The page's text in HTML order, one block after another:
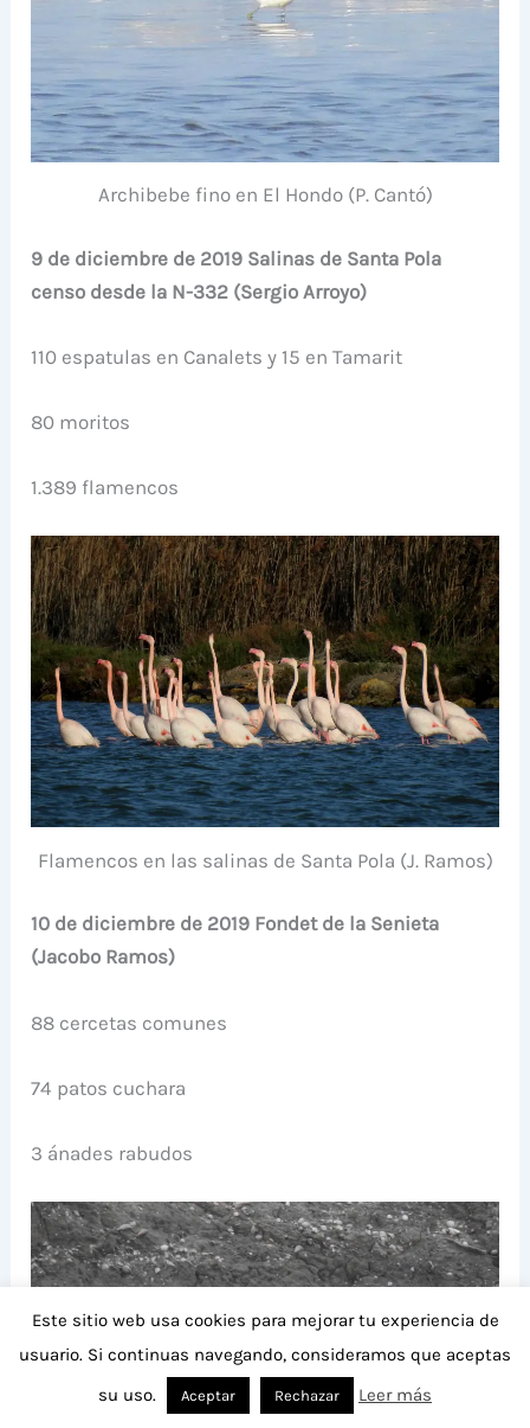
Archibebe fino en El Hondo (P. Cantó)
9 de diciembre de 2019 Salinas de Santa Pola
censo desde la N-332 (Sergio Arroyo)
110 espatulas en Canalets y 15 en Tamarit
80 moritos
1.389 flamencos
Flamencos en las salinas de Santa Pola (J. Ramos)
10 de diciembre de 2019 Fondet de la Senieta
(Jacobo Ramos)
88 cercetas comunes
74 patos cuchara
3 ánades rabudos
Este sitio web usa cookies para mejorar tu experiencia de
usuario. Si continuas navegando, consideramos que aceptas
su uso.
Aceptar Rechazar Leer más